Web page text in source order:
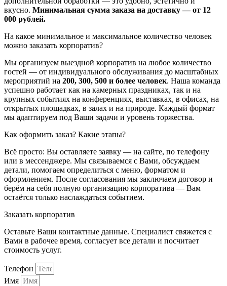
вкусно. Минимальная сумма заказа на доставку — от 12
000 рублей.
На какое минимальное и максимальное количество человек
можно заказать корпоратив?
Мы организуем выездной корпоратив на любое количество
гостей — от индивидуального обслуживания до масштабных
мероприятий на 200, 300, 500 и более человек. Наша команда
успешно работает как на камерных праздниках, так и на
крупных событиях на конференциях, выставках, в офисах, на
открытых площадках, в залах и на природе. Каждый формат
мы адаптируем под Ваши задачи и уровень торжества.
Как оформить заказ? Какие этапы?
Всё просто: Вы оставляете заявку — на сайте, по телефону
или в мессенджере. Мы связываемся с Вами, обсуждаем
детали, помогаем определиться с меню, форматом и
оформлением. После согласования мы заключаем договор и
берём на себя полную организацию корпоратива — Вам
остаётся только наслаждаться событием.
Заказать корпоратив
Оставьте Ваши контактные данные. Специалист свяжется с
Вами в рабочее время, согласует все детали и посчитает
стоимость услуг.
Телефон
Имя